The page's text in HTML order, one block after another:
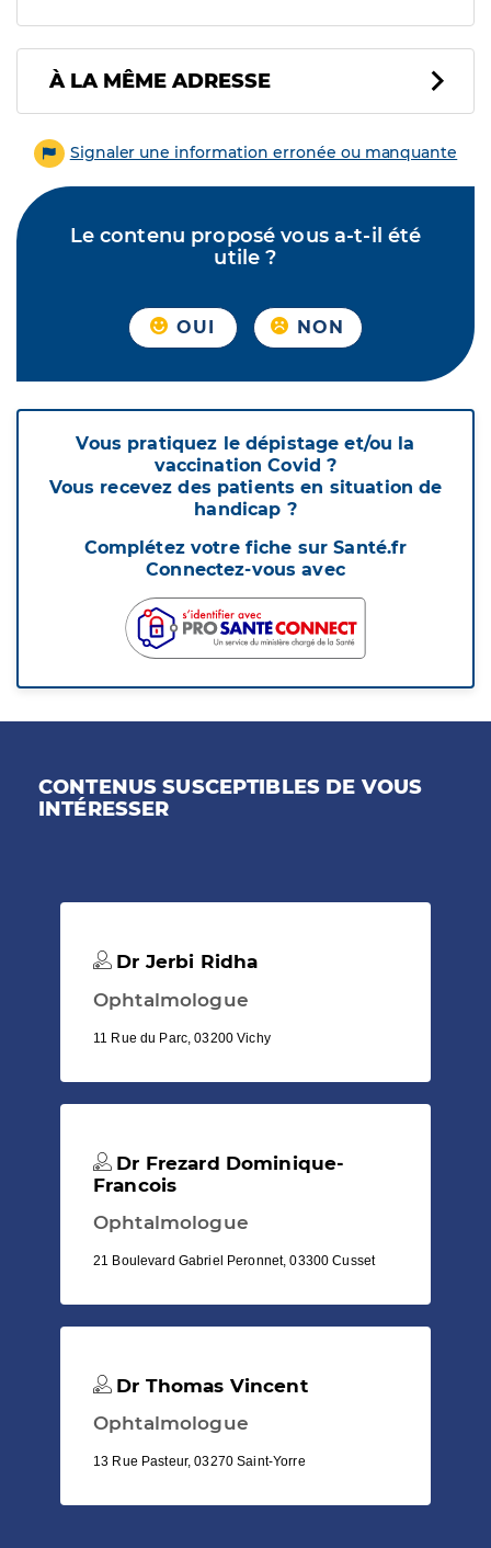
À LA MÊME ADRESSE
Signaler une information erronée ou manquante
Le contenu proposé vous a-t-il été
utile ?
OUI NON
Vous pratiquez le dépistage et/ou la
vaccination Covid ?
Vous recevez des patients en situation de
handicap ?
Complétez votre fiche sur Santé.fr
Connectez-vous avec
CONTENUS SUSCEPTIBLES DE VOUS
INTÉRESSER
Dr Jerbi Ridha
Ophtalmologue
11 Rue du Parc, 03200 Vichy
Dr Frezard Dominique-
Francois
Ophtalmologue
21 Boulevard Gabriel Peronnet, 03300 Cusset
Dr Thomas Vincent
Ophtalmologue
13 Rue Pasteur, 03270 Saint-Yorre